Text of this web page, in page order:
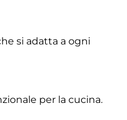
si adatta a ogni
per la cucina.